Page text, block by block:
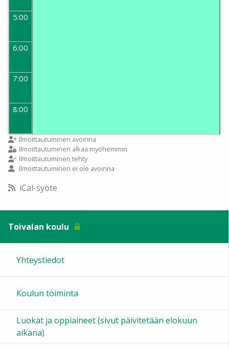
5:00
6:00
7:00
8:00
9:00
10:00
12:00
13:00
14:00
15:00
Ilmoittautuminen avoinna
Ilmoittautuminen alkaa myöhemmin
Ilmoittautuminen tehty
Ilmoittautuminen ei ole avoinna
iCal-syöte
Toivalan koulu
Yhteystiedot
Koulun toiminta
Luokat ja oppiaineet (sivut päivitetään elokuun
aikana)